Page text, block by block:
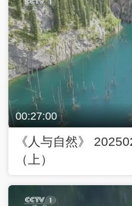
00:27:00
《人与自然》
（上）